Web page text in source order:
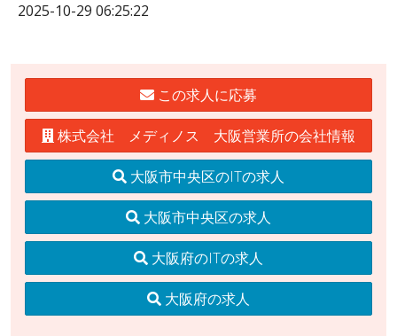
2025-10-29 06:25:22
この求人に応募
株式会社 メディノス 大阪営業所の会社情報
大阪市中央区のITの求人
大阪市中央区の求人
大阪府のITの求人
大阪府の求人